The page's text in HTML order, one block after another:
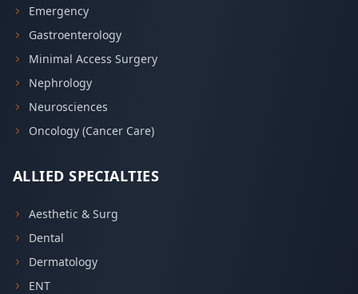
Emergency
Gastroenterology
Minimal Access Surgery
Nephrology
Neurosciences
Oncology (Cancer Care)
ALLIED SPECIALTIES
Aesthetic & Surg
Dental
Dermatology
ENT